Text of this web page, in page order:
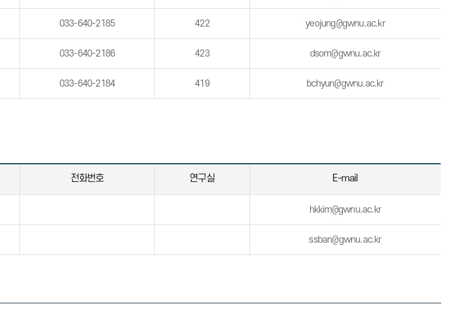
033-640-2185 422 yeojung@gwnu.ac.kr
033-640-2186 423 dsom@gwnu.ac.kr
033-640-2184 419 bchyun@gwnu.ac.kr
전화번호 연구실 E-mail
hkkim@gwnu.ac.kr
ssban@gwnu.ac.kr